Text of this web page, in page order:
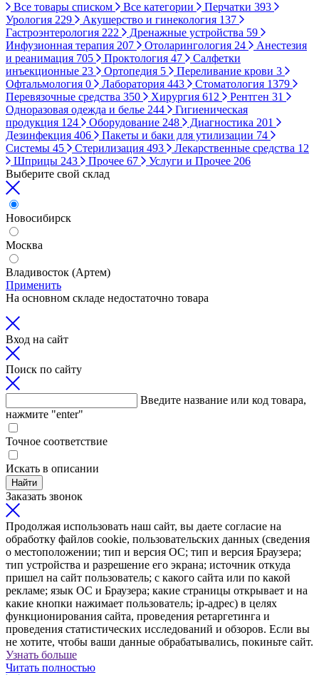
Все товары списком Все категории Перчатки 393
Урология 229 Акушерство и гинекология 137
Гастроэнтерология 222 Дренажные устройства 59
Инфузионная терапия 207 Отоларингология 24
Анестезия
и реанимация 705 Проктология 47
Салфетки
инъекционные 23 Ортопедия 5 Переливание крови 3
Офтальмология 0 Лаборатория 443 Стоматология 1379
Перевязочные средства 350 Хирургия 612 Рентген 31
Одноразовая одежда и белье 244
Гигиеническая
продукция 124 Оборудование 248 Диагностика 201
Дезинфекция 406 Пакеты и баки для утилизации 74
Системы 45 Стерилизация 493 Лекарственные средства 12
Шприцы 243 Прочее 67 Услуги и Прочее 206
Выберите свой склад
Новосибирск
Москва
Владивосток (Артем)
Применить
На основном складе недостаточно товара
Вход на сайт
Поиск по сайту
Введите название или код товара,
нажмите "enter"
Точное соответствие
Искать в описании
Найти
Заказать звонок
Продолжая использовать наш сайт, вы даете согласие на
обработку файлов cookie, пользовательских данных (сведения
о местоположении; тип и версия ОС; тип и версия Браузера;
тип устройства и разрешение его экрана; источник откуда
пришел на сайт пользователь; с какого сайта или по какой
рекламе; язык ОС и Браузера; какие страницы открывает и на
какие кнопки нажимает пользователь; ip-адрес) в целях
функционирования сайта, проведения ретаргетинга и
проведения статистических исследований и обзоров. Если вы
не хотите, чтобы ваши данные обрабатывались, покиньте сайт.
Узнать больше
Читать полностью